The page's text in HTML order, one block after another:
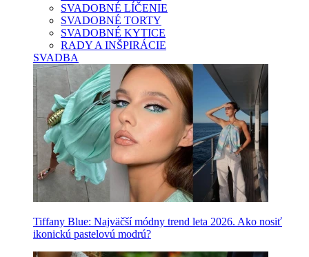
SVADOBNÉ LÍČENIE
SVADOBNÉ TORTY
SVADOBNÉ KYTICE
RADY A INŠPIRÁCIE
SVADBA
Tiffany Blue: Najväčší módny trend leta 2026. Ako nosiť
ikonickú pastelovú modrú?